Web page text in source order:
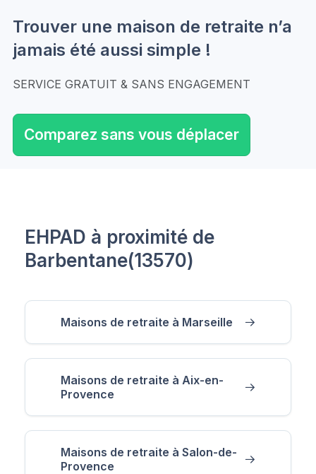
Trouver une maison de retraite n’a
jamais été aussi simple !
SERVICE GRATUIT & SANS ENGAGEMENT
Comparez sans vous déplacer
EHPAD à proximité de
Barbentane(13570)
Maisons de retraite à Marseille
Maisons de retraite à Aix-en-
Provence
Maisons de retraite à Salon-de-
Provence